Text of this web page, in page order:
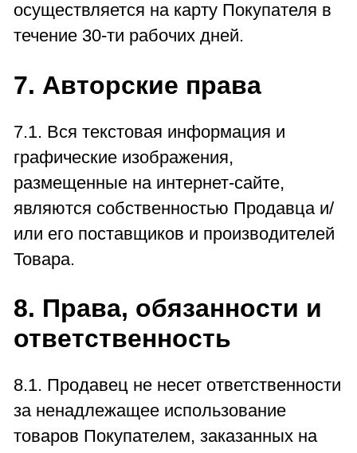
осуществляется на карту Покупателя в
течение 30-ти рабочих дней.
7. Авторские права
7.1. Вся текстовая информация и
графические изображения,
размещенные на интернет-сайте,
являются собственностью Продавца и/
или его поставщиков и производителей
Товара.
8. Права, обязанности и
ответственность
8.1. Продавец не несет ответственности
за ненадлежащее использование
товаров Покупателем, заказанных на